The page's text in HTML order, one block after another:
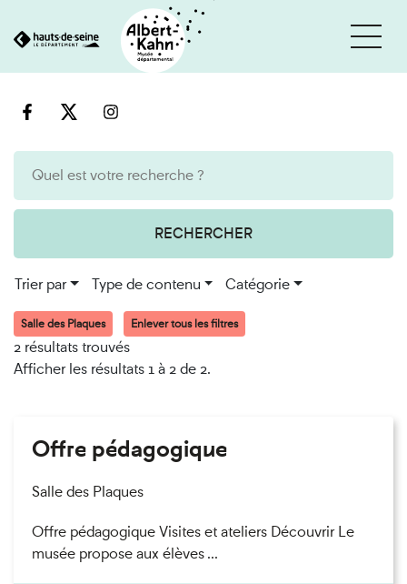
au
RECHERCHER
Trier par Type de contenu Catégorie
Salle des Plaques Enlever tous les filtres
2 résultats trouvés
Afficher les résultats 1 à 2 de 2.
Offre pédagogique
Salle des Plaques
Offre pédagogique Visites et ateliers Découvrir Le
musée propose aux élèves ...
Cookies et traceurs utilisés sur ce site